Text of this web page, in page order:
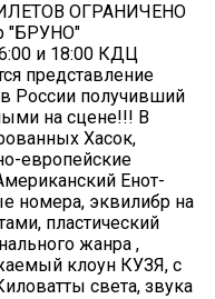
ОГРАНИЧЕНО️
"БРУНО"
и 18:00 КДЦ
представление
России получивший
на сцене!!! В
Хасок,
европейские
Енот-
номера, эквилибр на
пластический
жанра ,
клоун КУЗЯ, с
света, звука